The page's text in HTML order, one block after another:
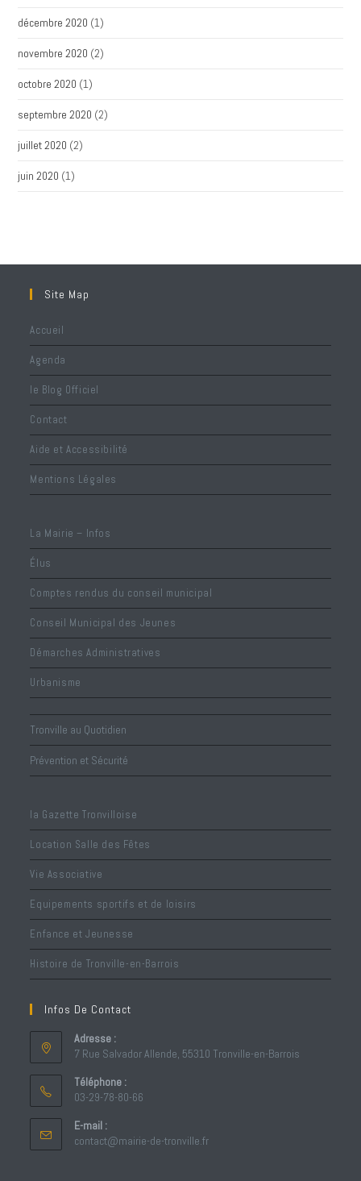
décembre 2020 (1)
novembre 2020 (2)
octobre 2020 (1)
septembre 2020 (2)
juillet 2020 (2)
juin 2020 (1)
Site Map
Accueil
Agenda
le Blog Officiel
Contact
Aide et Accessibilité
Mentions Légales
La Mairie – Infos
Élus
Comptes rendus du conseil municipal
Conseil Municipal des Jeunes
Démarches Administratives
Urbanisme
Tronville au Quotidien
Prévention et Sécurité
la Gazette Tronvilloise
Location Salle des Fêtes
Vie Associative
Equipements sportifs et de loisirs
Enfance et Jeunesse
Histoire de Tronville-en-Barrois
Infos De Contact
Adresse :
7 Rue Salvador Allende, 55310 Tronville-en-Barrois
Téléphone :
03-29-78-80-66
dans
E-mail :
contact@mairie-de-tronville.frS’ouvre